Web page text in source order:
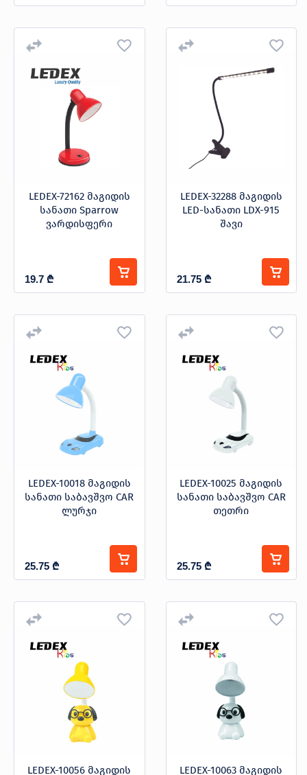
LEDEX-72162 მაგიდის
სანათი Sparrow
ვარდისფერი
19.7 ₾
LEDEX-32288 მაგიდის
LED-სანათი LDX-915
შავი
21.75 ₾
LEDEX-10018 მაგიდის
სანათი საბავშვო CAR
ლურჯი
25.75 ₾
LEDEX-10025 მაგიდის
სანათი საბავშვო CAR
თეთრი
25.75 ₾
LEDEX-10056 მაგიდის LEDEX-10063 მაგიდის